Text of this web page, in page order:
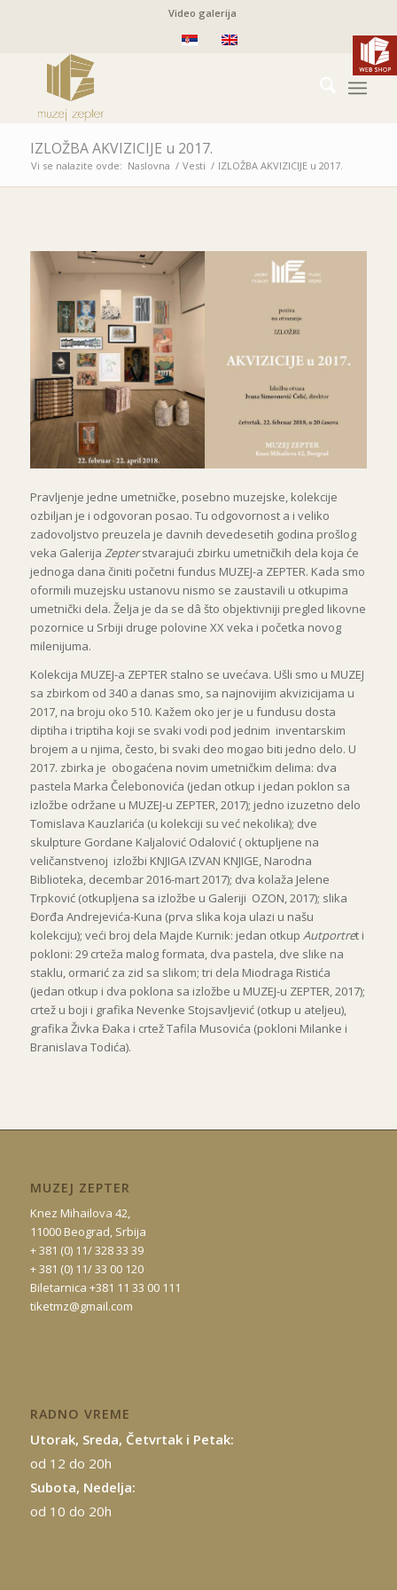
Video galerija
IZLOŽBA AKVIZICIJE u 2017.
Vi se nalazite ovde: Naslovna / Vesti / IZLOŽBA AKVIZICIJE u 2017.
Pravljenje jedne umetničke, posebno muzejske, kolekcije
ozbiljan je i odgovoran posao. Tu odgovornost a i veliko
zadovoljstvo preuzela je davnih devedesetih godina prošlog
veka Galerija Zepterstvarajući zbirku umetničkih dela koja će
jednoga dana činiti početni fundus MUZEJ-a ZEPTER. Kada smo
oformili muzejsku ustanovu nismo se zaustavili u otkupima
umetnički dela. Želja je da se dâ što objektivniji pregled likovne
pozornice u Srbiji druge polovine XX veka i početka novog
milenijuma.
Kolekcija MUZEJ-a ZEPTER stalno se uvećava. Ušli smo u MUZEJ
sa zbirkom od 340 a danas smo, sa najnovijim akvizicijama u
2017, na broju oko 510. Kažem oko jer je u fundusu dosta
diptiha i triptiha koji se svaki vodi pod jednim inventarskim
brojem a u njima, često, bi svaki deo mogao biti jedno delo. U
2017. zbirka je obogaćena novim umetničkim delima: dva
pastela Marka Čelebonovića (jedan otkup i jedan poklon sa
izložbe održane u MUZEJ-u ZEPTER, 2017); jedno izuzetno delo
Tomislava Kauzlarića (u kolekciji su već nekolika); dve
skulpture Gordane Kaljalović Odalović ( oktupljene na
veličanstvenoj izložbi KNJIGA IZVAN KNJIGE, Narodna
Biblioteka, decembar 2016-mart 2017); dva kolaža Jelene
Trpković (otkupljena sa izložbe u Galeriji OZON, 2017); slika
Đorđa Andrejevića-Kuna (prva slika koja ulazi u našu
kolekciju); veći broj dela Majde Kurnik: jedan otkup Autportret i
pokloni: 29 crteža malog formata, dva pastela, dve slike na
staklu, ormarić za zid sa slikom; tri dela Miodraga Ristića
(jedan otkup i dva poklona sa izložbe u MUZEJ-u ZEPTER, 2017);
crtež u boji i grafika Nevenke Stojsavljević (otkup u ateljeu),
grafika Živka Đaka i crtež Tafila Musovića (pokloni Milanke i
Branislava Todića).
MUZEJ ZEPTER
Knez Mihailova 42,
11000 Beograd, Srbija
+ 381 (0) 11/ 328 33 39
+ 381 (0) 11/ 33 00 120
Biletarnica +381 11 33 00 111
tiketmz@gmail.com
RADNO VREME
Utorak, Sreda, Četvrtak i Petak:
od 12 do 20h
Subota, Nedelja:
od 10 do 20h